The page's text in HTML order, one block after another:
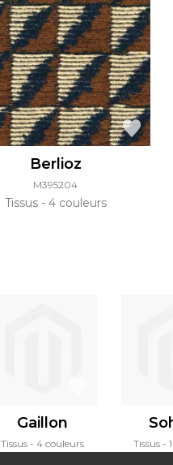
Berlioz
M395204
Tissus 4 couleurs
Gaillon
Tissus 4 couleurs Tissus